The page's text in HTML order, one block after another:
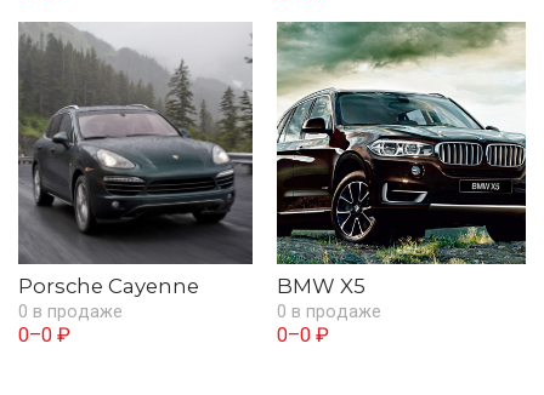
Porsche Cayenne
0 в продаже
0–0 ₽
BMW X5
0 в продаже
0–0 ₽